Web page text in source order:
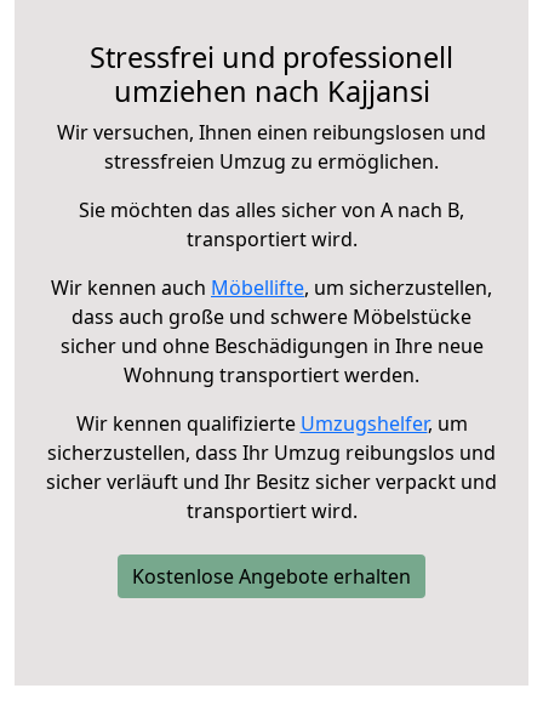
Stressfrei und professionell
umziehen nach Kajjansi
Wir versuchen, Ihnen einen reibungslosen und
stressfreien Umzug zu ermöglichen.
Sie möchten das alles sicher von A nach B,
transportiert wird.
Wir kennen auch Möbellifte, um sicherzustellen,
dass auch große und schwere Möbelstücke
sicher und ohne Beschädigungen in Ihre neue
Wohnung transportiert werden.
Wir kennen qualifizierte Umzugshelfer, um
sicherzustellen, dass Ihr Umzug reibungslos und
sicher verläuft und Ihr Besitz sicher verpackt und
transportiert wird.
Kostenlose Angebote erhalten